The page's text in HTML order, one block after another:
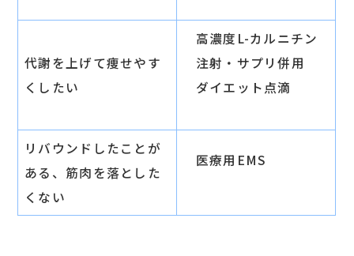
代謝を上げて痩せやす
くしたい
高濃度L-カルニチン
注射・サプリ併用
ダイエット点滴
リバウンドしたことが
ある、筋肉を落とした
くない
医療用EMS